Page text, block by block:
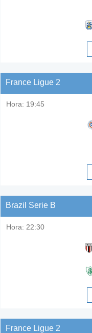
France Ligue 2
Hora: 19:45
Brazil Serie B
Hora: 22:30
France Ligue 2